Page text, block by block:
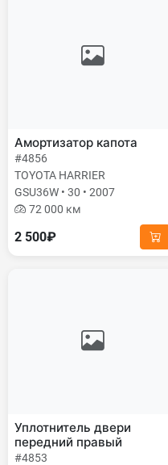
Амортизатор капота
#4856
TOYOTA HARRIER
GSU36W • 30 • 2007
72 000 км
2 500₽
Уплотнитель двери
передний правый
#4853